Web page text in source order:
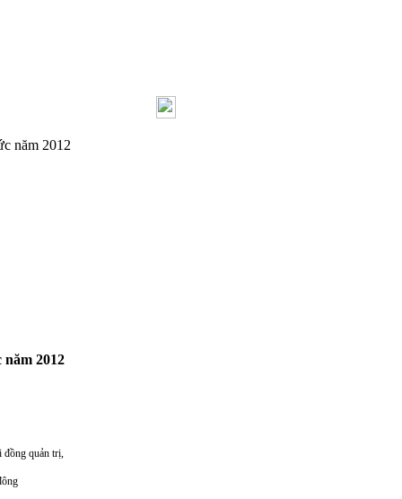
năm 2012
2012
quản trị,